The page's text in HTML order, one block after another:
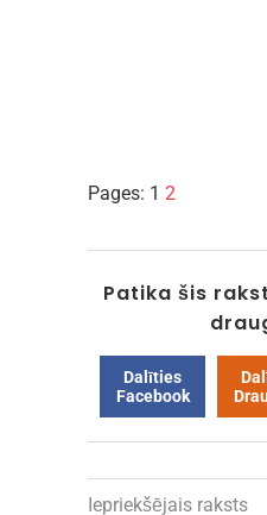
Pages: 1 2
Patika šis
Dalīties
Facebook
Iepriekšējais raksts